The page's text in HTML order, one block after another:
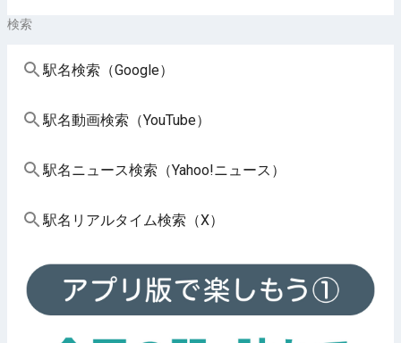
検索
駅名検索（Google）
駅名動画検索（YouTube）
駅名ニュース検索（Yahoo!ニュース）
駅名リアルタイム検索（X）